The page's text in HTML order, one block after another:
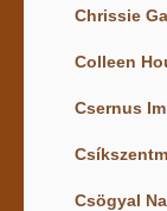
Chrissie
Colleen
Csernus
Csögyal